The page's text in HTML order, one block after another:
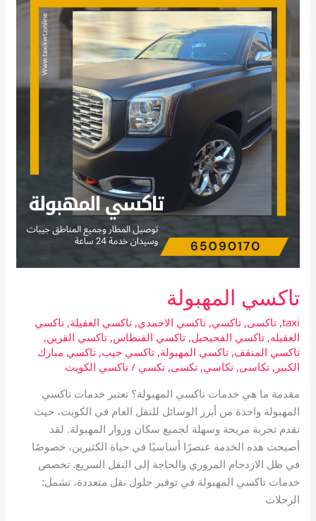
تاكسي المهبولة
taxi
,تاكسى,تاكسي,تاكسي الاحمدي,تاكسي العقيلة,تاكسي
العقيله,تاكسي الفحيحيل,تاكسي الفنطاس,تاكسي القرين,
تاكسي المنقف,تاكسي المهبولة,تاكسي جيب,تاكسي مبارك
الكبير ,تكاسى,تكاسي,تكسى,تكسي /تاكسي الكويت
مقدمة ما هي خدمات تاكسي المهبولة؟ تعتبر خدمات تاكسي
المهبولة واحدة من أبرز الوسائل للنقل العام في الكويت، حيث
تقدم تجربة مريحة وسهلة لجميع سكان وزوار المهبولة. لقد
أصبحت هذه الخدمة عنصرًا أساسيًا في حياة الكثيرين، خصوصًا
في ظل الازدحام المروري والحاجة إلى النقل السريع. تخصص
خدمات تاكسي المهبولة في توفير حلول نقل متعددة، تشمل:
الرحلات
المهبولة